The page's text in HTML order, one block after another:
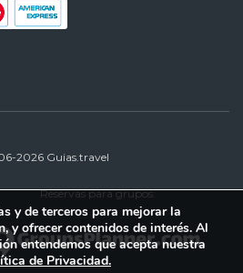
2026 Guias.travel
Reservas para grupos:
y de terceros para mejorar la
y ofrecer contenidos de interés. Al
entendemos que acepta nuestra
de Privacidad.